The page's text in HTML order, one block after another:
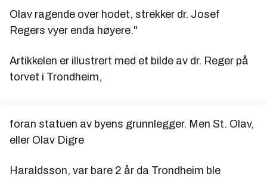
Olav ragende over hodet, strekker dr. Josef
Regers vyer enda høyere."
Artikkelen er illustrert med et bilde av dr. Reger på
torvet i Trondheim,
foran statuen av byens grunnlegger. Men St. Olav,
eller Olav Digre
Haraldsson, var bare 2 år da Trondheim ble